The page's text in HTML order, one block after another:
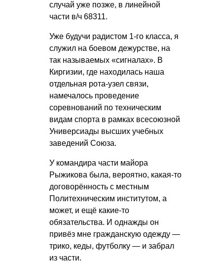
случай уже позже, в линейной
части в/ч 68311.
Уже будучи радистом 1-го класса, я
служил на боевом дежурстве, на
так называемых «сигналах». В
Киргизии, где находилась наша
отдельная рота-узел связи,
намечалось проведение
соревнований по техническим
видам спорта в рамках всесоюзной
Универсиады высших учебных
заведений Союза.
У командира части майора
Рыжикова была, вероятно, какая-то
договорённость с местным
Политехническим институтом, а
может, и ещё какие-то
обязательства. И однажды он
привёз мне гражданскую одежду —
трико, кеды, футболку — и забрал
из части.